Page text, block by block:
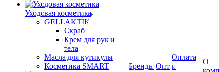
Уходовая косметика
GELLAKTIK
Скраб
Крем для рук и
тела
Масла для кутикулы
Косметика SMART
Бренды Опт
Оплата
и
О